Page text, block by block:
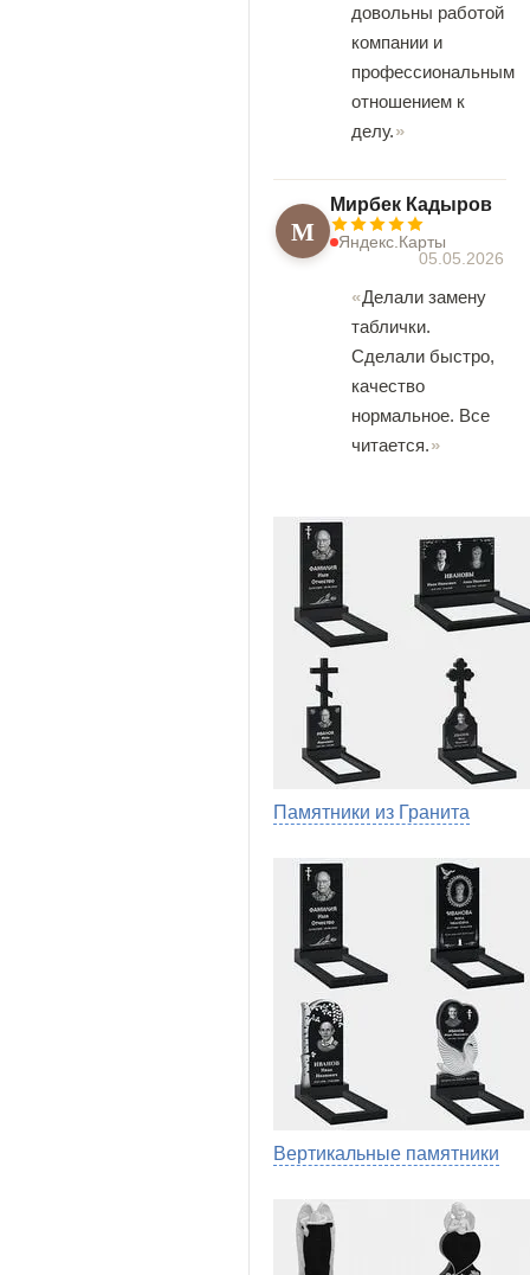
довольны работой
компании и
профессиональным
отношением к
делу.
М
Мирбек Кадыров
Яндекс.Карты
05.05.2026
Делали замену
таблички.
Сделали быстро,
качество
нормальное. Все
читается.
Памятники из Гранита
Вертикальные памятники